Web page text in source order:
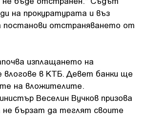
на прокуратурата и въз
постанови отстраняването от
изплащането на
влогове в КТБ. Девет банки ще
на вложителите.
Веселин Вучков призова
не бързат да теглят своите